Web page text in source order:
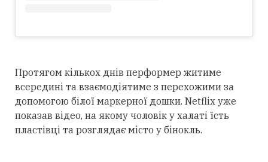
Протягом кількох днів перформер житиме
всередині та взаємодіятиме з перехожими за
допомогою білої маркерної дошки. Netflix уже
показав відео, на якому чоловік у халаті їсть
пластівці та розглядає місто у бінокль.